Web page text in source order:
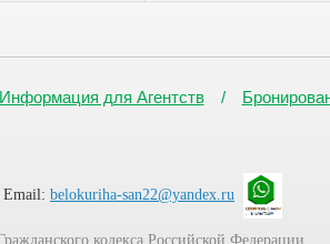
Информация для Агентств
Email: belokuriha-san22@yandex.ru
кодекса Российской Федерации.